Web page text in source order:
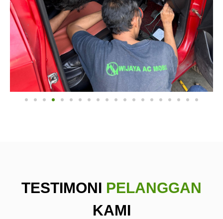
TESTIMONI PELANGGAN
KAMI